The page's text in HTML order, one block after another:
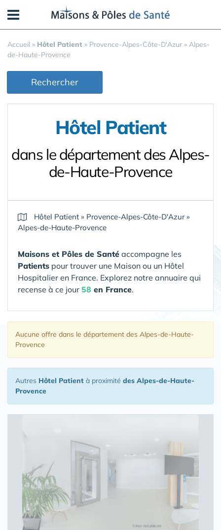
Accueil » Hôtel Patient » Provence-Alpes-Côte-D'Azur » Alpes-
de-Haute-Provence
Rechercher
Hôtel Patient
dans le département des Alpes-
de-Haute-Provence
Hôtel Patient » Provence-Alpes-Côte-D'Azur»
Alpes-de-Haute-Provence
Maisons et Pôles de Santé accompagne les
Patients pour trouver une Maison ou un Hôtel
Hospitalier en France. Explorez notre annuaire qui
recense à ce jour 58 en France.
Aucune offre dans le département des Alpes-de-Haute-
Provence
Autres Hôtel Patient à proximité des Alpes-de-Haute-
Provence
Panneau de gestion des cookies